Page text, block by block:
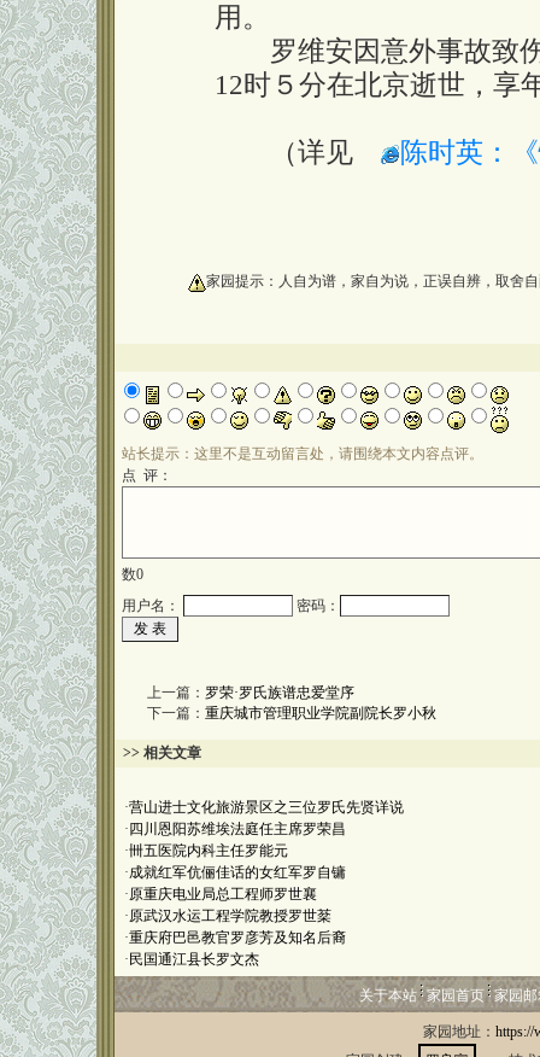
用。
罗维安因意外事故致伤
12时５分在北京逝世，享
（详见 陈时英：
家园提示：人自为谱，家自为说，正误自辨，取舍
站长提示：这里不是互动留言处，请围绕本文内容点评。
点 评：
数0
用户名：
密码：
上一篇： 罗荣·罗氏族谱忠爱堂序
下一篇： 重庆城市管理职业学院副院长罗小秋
>> 相关文章
·营山进士文化旅游景区之三位罗氏先贤详说
· 四川恩阳苏维埃法庭任主席罗荣昌
·卌五医院内科主任罗能元
·成就红军伉俪佳话的女红军罗自镛
·原重庆电业局总工程师罗世襄
·原武汉水运工程学院教授罗世棻
·重庆府巴邑教官罗彦芳及知名后裔
· 民国通江县长罗文杰
关于本站 家园首页 家园
家园地址： https://